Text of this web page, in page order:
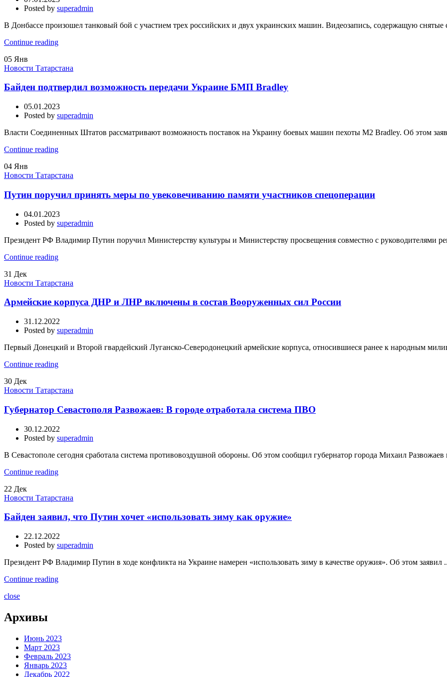
Posted by superadmin
В Донбассе произошел танковый бой с участием трех российских и двух украинских машин. Видеозапись, содержащую снятые
Continue reading
05 Янв
Новости Татарстана
Байден подтвердил возможность передачи Украине БМП Bradley
05.01.2023
Posted by superadmin
Власти Соединенных Штатов рассматривают возможность поставок на Украину боевых машин пехоты M2 Bradley. Об этом
Continue reading
04 Янв
Новости Татарстана
Путин поручил принять меры по увековечиванию памяти участников спецоперации
04.01.2023
Posted by superadmin
Президент РФ Владимир Путин поручил Министерству культуры и Министерству просвещения совместно с руководителями
Continue reading
31 Дек
Новости Татарстана
Армейские корпуса ДНР и ЛНР включены в состав Вооруженных сил России
31.12.2022
Posted by superadmin
Первый Донецкий и Второй гвардейский Луганско-Северодонецкий армейские корпуса, относившиеся ранее к народным
Continue reading
30 Дек
Новости Татарстана
Губернатор Севастополя Развожаев: В городе отработала система ПВО
30.12.2022
Posted by superadmin
В Севастополе сегодня сработала система противовоздушной обороны. Об этом сообщил губернатор города Михаил Развожаев
Continue reading
22 Дек
Новости Татарстана
Байден заявил, что Путин хочет «использовать зиму как оружие»
22.12.2022
Posted by superadmin
Президент РФ Владимир Путин в ходе конфликта на Украине намерен «использовать зиму в качестве оружия». Об этом заявил
Continue reading
close
Архивы
Июнь 2023
Март 2023
Февраль 2023
Январь 2023
Декабрь 2022